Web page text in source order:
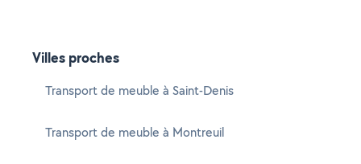
Villes proches
Transport de meuble à Saint-Denis
Transport de meuble à Montreuil